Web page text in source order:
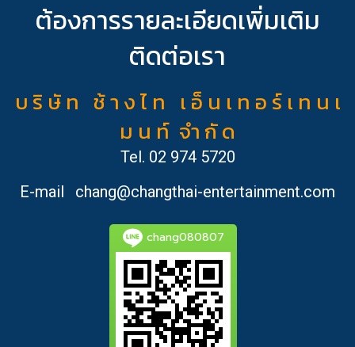
ต้องการรายละเอียดเพิ่มเติม
ติดต่อเรา
บ ริ ษั ท ช้ า ง ไ ท เ อ็ น เ ท อ ร์ เ ท น เ
ม น ท์ จำ กั ด
Tel. 02 974 5720
E-mail
chang@changthai-entertainment.com
chang080807